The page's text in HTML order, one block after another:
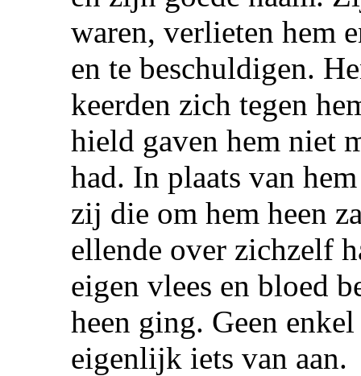
waren, verlieten hem
en te beschuldigen.
keerden zich tegen
hield gaven hem niet
had. In plaats van
zij die om hem heen
ellende over zichzelf
eigen vlees en bloed
heen ging. Geen
eigenlijk iets van aan.